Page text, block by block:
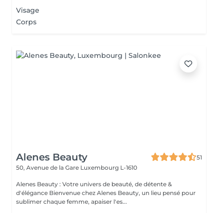
Visage
Corps
Alenes Beauty
51
50, Avenue de la Gare Luxembourg L-1610
Alenes Beauty : Votre univers de beauté, de détente &
d'élégance Bienvenue chez Alenes Beauty, un lieu pensé pour
sublimer chaque femme, apaiser l'es...